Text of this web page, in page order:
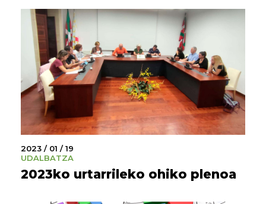
2023 / 01 / 19
UDALBATZA
2023ko urtarrileko ohiko plenoa